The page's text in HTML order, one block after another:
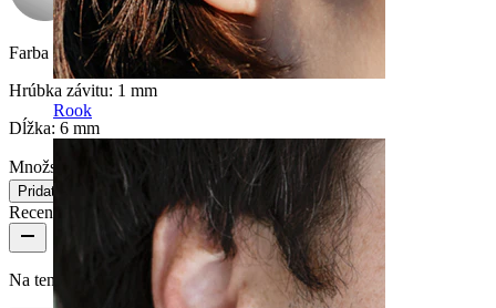
Rook
Farba kamienka:Priesvitná
Hrúbka závitu: 1 mm
Dĺžka: 6 mm
Množstvo: 1
Zmeniť
Pridať do košíka
Recenzie produktu
Na tento produkt zatiaľ nie sú žiadne recenzie